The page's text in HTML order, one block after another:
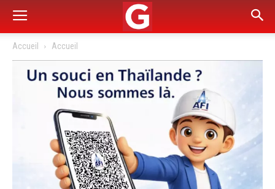
Accueil Accueil